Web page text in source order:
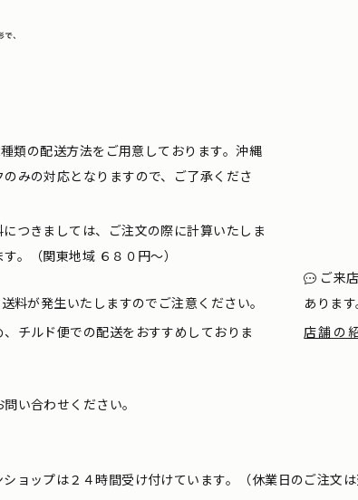
類の配送方法をご用意しております。沖縄
みの対応となりますので、ご了承くださ
つきましては、ご注文の際に計算いたしま
。（関東地域 ６８０円〜）
料が発生いたしますのでご注意ください。
チルド便での配送をおすすめしておりま
い合わせください。
ご来
ありま
店舗の
ョップは２４時間受け付けています。（休業日のご注文は